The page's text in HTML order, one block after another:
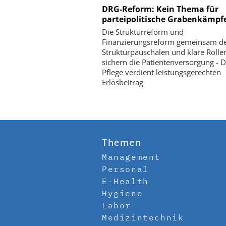
DRG-Reform: Kein Thema für
parteipolitische
Die Strukturreform und
Finanzierungsreform gemeinsam
Strukturpauschalen und klare
sichern die Patientenversorgung -
Pflege verdient leistungsgerechten
Erlösbeitrag
Themen
Management
Personal
E-Health
Hygiene
Labor
Medizintechnik